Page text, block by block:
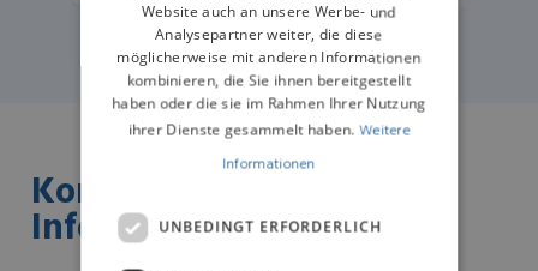
Kontaktieren Sie uns für
Informationen
Website auch an unsere Werbe- und
Analysepartner weiter, die diese
möglicherweise mit anderen Informationen
kombinieren, die Sie ihnen bereitgestellt
haben oder die sie im Rahmen Ihrer Nutzung
ihrer Dienste gesammelt haben. Weitere
Informationen
UNBEDINGT ERFORDERLICH